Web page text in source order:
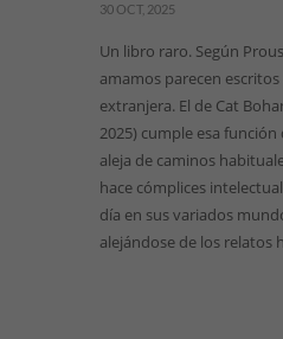
30 OCT, 2025
Un libro raro. Según
amamos parecen
extranjera. El de Cat
2025) cumple esa
aleja de caminos
hace cómplices
día en sus variados
alejándose de los relatos